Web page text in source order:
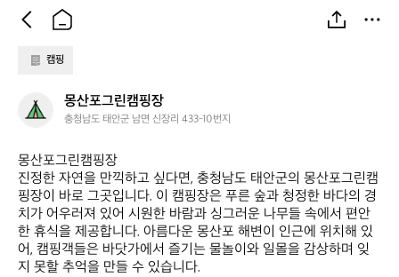
캠핑
산
그
린
캠
핑
장
몽산포그린캠핑장
충청남도 태안군 남면 신장리 433-10번지
몽산포그린캠핑장
진정한 자연을 만끽하고 싶다면, 충청남도 태안군의 몽산포그린캠
핑장이 바로 그곳입니다. 이 캠핑장은 푸른 숲과 청정한 바다의 경
치가 어우러져 있어 시원한 바람과 싱그러운 나무들 속에서 편안
한 휴식을 제공합니다. 아름다운 몽산포 해변이 인근에 위치해 있
어, 캠핑객들은 바닷가에서 즐기는 물놀이와 일몰을 감상하며 잊
지 못할 추억을 만들 수 있습니다.